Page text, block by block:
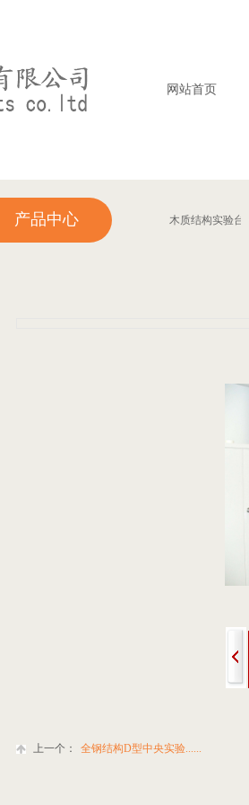
网站首页
中心 木质结构实验台
上一个： 全钢结构D型中央实验......